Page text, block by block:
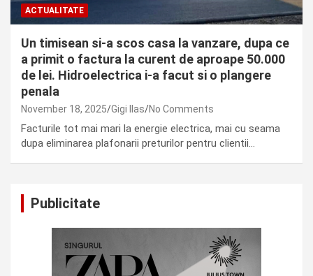
ACTUALITATE
Un timisean si-a scos casa la vanzare, dupa ce
a primit o factura la curent de aproape 50.000
de lei. Hidroelectrica i-a facut si o plangere
penala
November 18, 2025 Gigi Ilas No Comments
Facturile tot mai mari la energie electrica, mai cu seama
dupa eliminarea plafonarii preturilor pentru clientii…
Publicitate